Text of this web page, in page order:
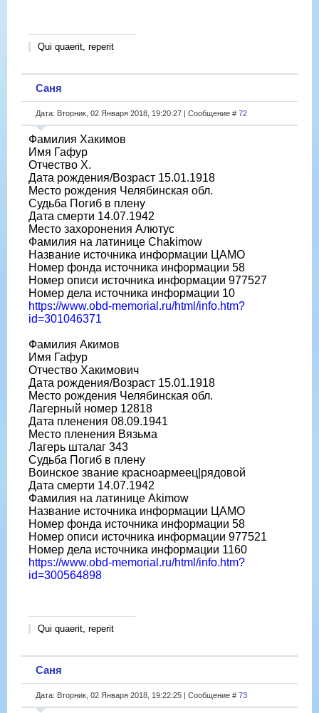
Qui quaerit, reperit
Саня
Дата: Вторник, 02 Января 2018, 19:20:27 | Сообщение # 72
Фамилия Хакимов
Имя Гафур
Отчество Х.
Дата рождения/Возраст 15.01.1918
Место рождения Челябинская обл.
Судьба Погиб в плену
Дата смерти 14.07.1942
Место захоронения Алютус
Фамилия на латинице Chakimow
Название источника информации ЦАМО
Номер фонда источника информации 58
Номер описи источника информации 977527
Номер дела источника информации 10
https://www.obd-memorial.ru/html/info.htm?
id=301046371
Фамилия Акимов
Имя Гафур
Отчество Хакимович
Дата рождения/Возраст 15.01.1918
Место рождения Челябинская обл.
Лагерный номер 12818
Дата пленения 08.09.1941
Место пленения Вязьма
Лагерь шталаг 343
Судьба Погиб в плену
Воинское звание красноармеец|рядовой
Дата смерти 14.07.1942
Фамилия на латинице Akimow
Название источника информации ЦАМО
Номер фонда источника информации 58
Номер описи источника информации 977521
Номер дела источника информации 1160
https://www.obd-memorial.ru/html/info.htm?
id=300564898
Qui quaerit, reperit
Саня
Дата: Вторник, 02 Января 2018, 19:22:25 | Сообщение # 73